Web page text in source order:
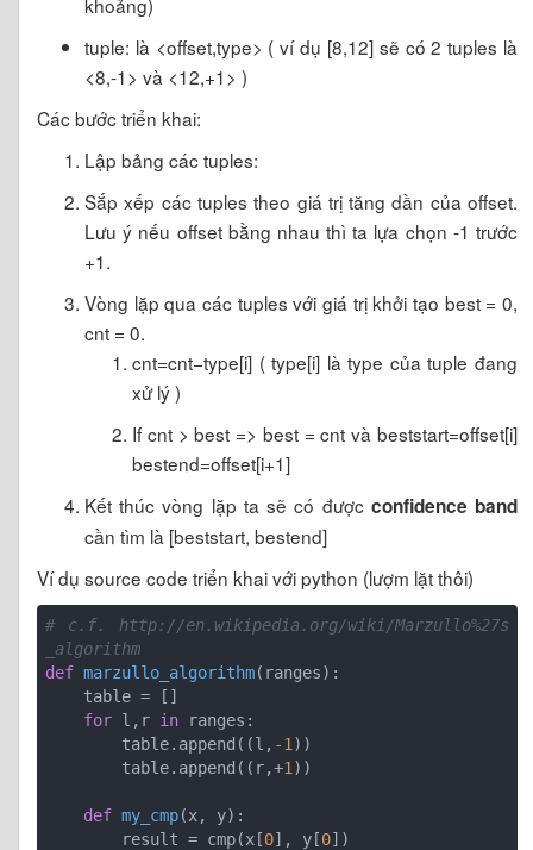
tuple: là <offset,type> ( ví dụ [8,12] sẽ có 2 tuples là
<8,-1> và <12,+1> )
Các bước triển khai:
Lập bảng các tuples:
Sắp xếp các tuples theo giá trị tăng dần của offset.
Lưu ý nếu offset bằng nhau thì ta lựa chọn -1 trước
+1.
Vòng lặp qua các tuples với giá trị khởi tạo best = 0,
cnt = 0.
cnt=cnt−type[i] ( type[i] là type của tuple đang
xử lý )
If cnt > best => best = cnt và beststart=offset[i]
bestend=offset[i+1]
Kết thúc vòng lặp ta sẽ có được confidence band
cần tìm là [beststart, bestend]
Ví dụ source code triển khai với python (lượm lặt thôi)
# c.f. http://en.wikipedia.org/wiki/Marzullo%27s
_algorithm
def marzullo_algorithm(ranges) :
for l,r in ranges:
        table.append((l,
-1 ))
        table.append((r,+
1 ))
def my_cmp(x, y) :
        result = cmp(x[
0], y[0])